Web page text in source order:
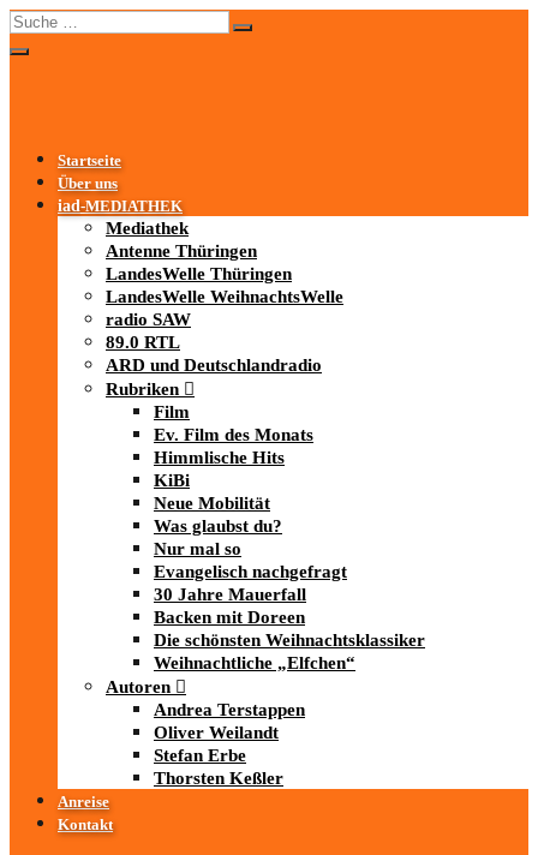
Startseite
Über uns
iad-MEDIATHEK
Mediathek
Antenne Thüringen
LandesWelle Thüringen
LandesWelle WeihnachtsWelle
radio SAW
89.0 RTL
ARD und Deutschlandradio
Rubriken
Film
Ev. Film des Monats
Himmlische Hits
KiBi
Neue Mobilität
Was glaubst du?
Nur mal so
Evangelisch nachgefragt
30 Jahre Mauerfall
Backen mit Doreen
Die schönsten Weihnachtsklassiker
Weihnachtliche „Elfchen“
Autoren
Andrea Terstappen
Oliver Weilandt
Stefan Erbe
Thorsten Keßler
Anreise
Kontakt